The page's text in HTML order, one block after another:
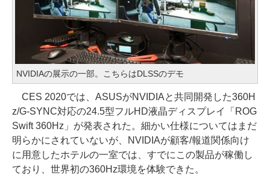
NVIDIAの展示の一部。こちらはDLSSのデモ
CES 2020では、ASUSがNVIDIAと共同開発した360H
z/G-SYNC対応の24.5型フルHD液晶ディスプレイ「ROG
Swift 360Hz」が発表された。細かい仕様についてはまだ
明らかにされていないが、NVIDIAが顧客/報道関係向け
に用意したホテルの一室では、すでにこの製品が稼働し
ており、世界初の360Hz環境を体験できた。